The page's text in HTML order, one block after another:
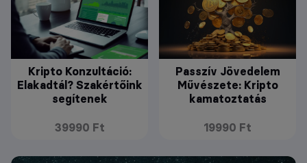
Kripto Konzultáció:
Elakadtál? Szakértőink
segítenek
39990 Ft
Passzív Jövedelem
Művészete: Kripto
kamatoztatás
19990 Ft